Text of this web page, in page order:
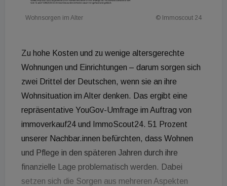
Wohnsorgen im Alter © Immoscout 24
Zu hohe Kosten und zu wenige altersgerechte
Wohnungen und Einrichtungen – darum sorgen sich
zwei Drittel der Deutschen, wenn sie an ihre
Wohnsituation im Alter denken. Das ergibt eine
repräsentative YouGov-Umfrage im Auftrag von
immoverkauf24 und ImmoScout24. 51 Prozent
unserer Nachbar.innen befürchten, dass Wohnen
und Pflege in den späteren Jahren durch ihre
finanzielle Lage problematisch werden. Dabei
setzen sich die Sorgen aus mehreren Aspekten